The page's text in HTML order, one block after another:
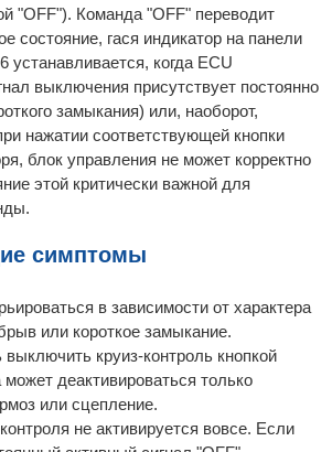
"OFF"). Команда "OFF" переводит
состояние, гася индикатор на панели
устанавливается, когда ECU
выключения присутствует постоянно
замыкания) или, наоборот,
нажатии соответствующей кнопки
блок управления не может корректно
этой критически важной для
симптомы
в зависимости от характера
или короткое замыкание.
круиз-контроль кнопкой
деактивироваться только
или сцепление.
не активируется вовсе. Если